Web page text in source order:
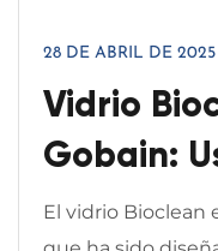
28 DE ABRIL DE 2025
Vidrio
Gobain:
El vidrio Bioclean